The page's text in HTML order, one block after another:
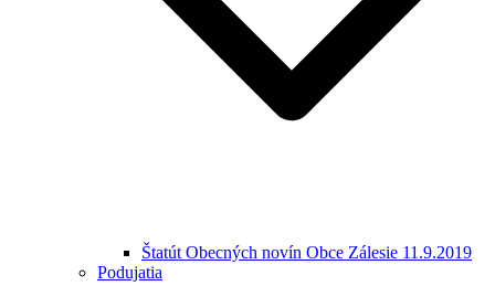
Štatút Obecných novín Obce Zálesie 11.9.2019
Podujatia